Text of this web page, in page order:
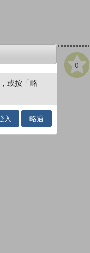
0
或按「略
入 略過